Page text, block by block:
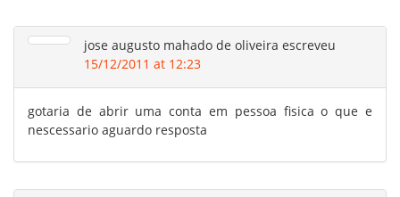
jose augusto mahado de oliveira escreveu
15/12/2011 at 12:23
gotaria de abrir uma conta em pessoa fisica o que e
nescessario aguardo resposta